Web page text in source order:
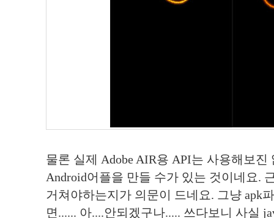
물론 실제 Adobe AIR용 API는 사용해보
Android어플을 만들 수가 있는 것이네요.
거쳐야하는지가 의문이 드네요. 그냥 apk
면...... 아....안되겠구나..... 쓰다보니 사실